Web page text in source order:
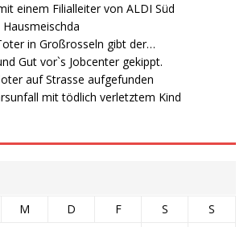
einem Filialleiter von ALDI Süd
in Großrosseln gibt der…
Gut vor`s Jobcenter gekippt.
auf Strasse aufgefunden
mit tödlich verletztem Kind
M D F S
S